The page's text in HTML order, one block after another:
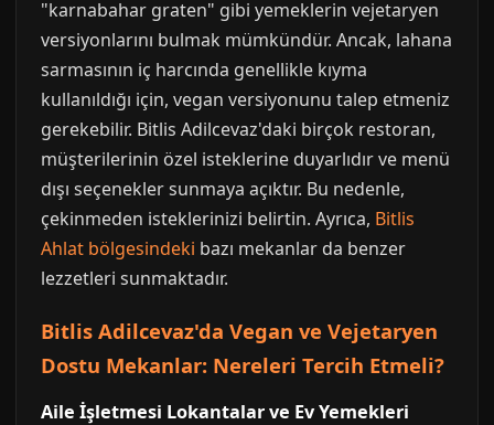
"karnabahar graten" gibi yemeklerin vejetaryen
versiyonlarını bulmak mümkündür. Ancak, lahana
sarmasının iç harcında genellikle kıyma
kullanıldığı için, vegan versiyonunu talep etmeniz
gerekebilir. Bitlis Adilcevaz'daki birçok restoran,
müşterilerinin özel isteklerine duyarlıdır ve menü
dışı seçenekler sunmaya açıktır. Bu nedenle,
çekinmeden isteklerinizi belirtin. Ayrıca, Bitlis
Ahlat bölgesindeki bazı mekanlar da benzer
lezzetleri sunmaktadır.
Bitlis Adilcevaz'da Vegan ve Vejetaryen
Dostu Mekanlar: Nereleri Tercih Etmeli?
Aile İşletmesi Lokantalar ve Ev Yemekleri